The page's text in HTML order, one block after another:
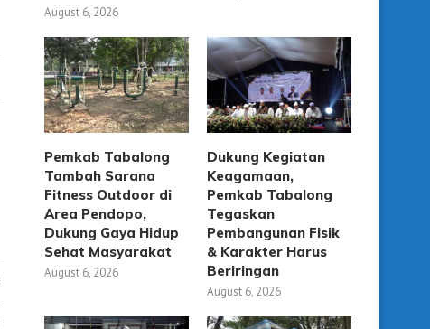
August 6, 2026
Pemkab Tabalong
Tambah Sarana
Fitness Outdoor di
Area Pendopo,
Dukung Gaya Hidup
Sehat Masyarakat
August 6, 2026
Dukung Kegiatan
Keagamaan,
Pemkab Tabalong
Tegaskan
Pembangunan Fisik
& Karakter Harus
Beriringan
August 6, 2026